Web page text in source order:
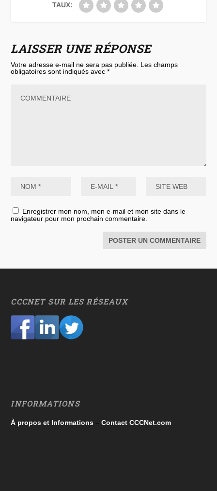
TAUX:
LAISSER UNE RÉPONSE
Votre adresse e-mail ne sera pas publiée. Les champs
obligatoires sont indiqués avec*
Enregistrer mon nom, mon e-mail et mon site dans le
navigateur pour mon prochain commentaire.
CCCNET SUR LES RÉSEAUX
INFORMATIONS
À propos et Informations –Contact CCCNet.com